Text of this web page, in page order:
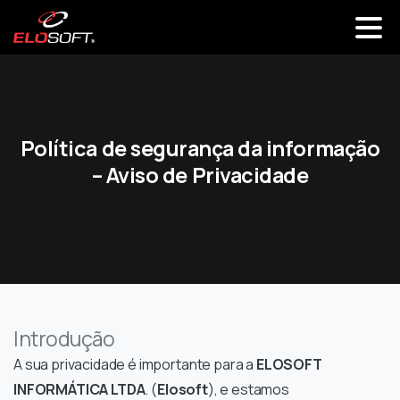
Política desegurançada informação
–Avisode Privacidade
Introdução
A sua privacidade é importante para a ELOSOFT
INFORMÁTICA LTDA. (Elosoft), e estamos